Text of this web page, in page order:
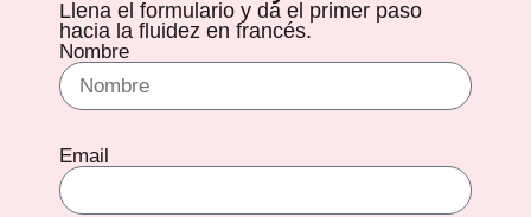
Llena el formulario y da el primer paso
hacia la fluidez en francés.
Nombre
Email